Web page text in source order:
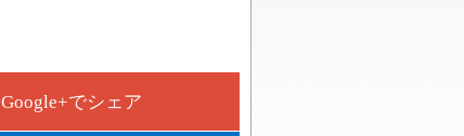
Google+でシェア